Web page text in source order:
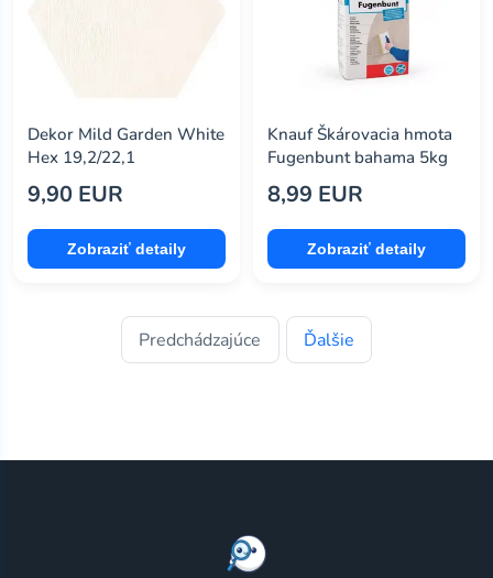
Dekor Mild Garden White
Hex 19,2/22,1
9,90 EUR
Zobraziť detaily
Knauf Škárovacia hmota
Fugenbunt bahama 5kg
8,99 EUR
Zobraziť detaily
Predchádzajúce Ďalšie